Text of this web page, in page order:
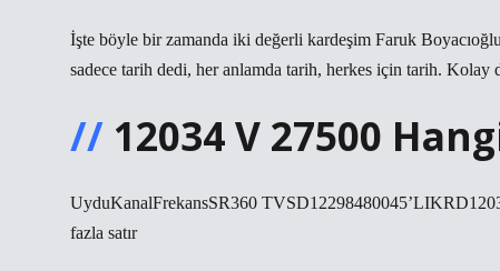
İşte böyle bir zamanda iki değerli kardeşim Faruk
sadece tarih dedi, her anlamda tarih, herkes için tarih.
12034 V 27500
UyduKanalFrekansSR360
fazla satır